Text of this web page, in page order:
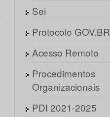
Sei
Protocolo GOV.BR
Acesso Remoto
Procedimentos
Organizacionais
PDI 2021-2025